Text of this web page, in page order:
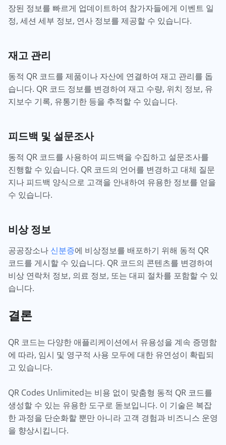
장된 정보를 빠르게 업데이트하여 참가자들에게 이벤트 일
정, 세션 세부 정보, 연사 정보를 제공할 수 있습니다.
재고 관리
동적 QR 코드를 제품이나 자산에 연결하여 재고 관리를 돕
습니다. QR 코드 정보를 변경하여 재고 수량, 위치 정보, 유
지보수 기록, 유통기한 등을 추적할 수 있습니다.
피드백 및 설문조사
동적 QR 코드를 사용하여 피드백을 수집하고 설문조사를
진행할 수 있습니다. QR 코드의 언어를 변경하고 대체 질문
지나 피드백 양식으로 고객을 안내하여 유용한 정보를 얻을
수 있습니다.
비상 정보
공공장소나 신분증에 비상정보를 배포하기 위해 동적 QR
코드를 게시할 수 있습니다. QR 코드의 콘텐츠를 변경하여
비상 연락처 정보, 의료 정보, 또는 대피 절차를 포함할 수 있
습니다.
결론
QR 코드는 다양한 애플리케이션에서 유용성을 계속 증명함
에 따라, 임시 및 영구적 사용 모두에 대한 유연성이 확립되
고 있습니다.
QR Codes Unlimited는 비용 없이 맞춤형 동적 QR 코드를
생성할 수 있는 유용한 도구로 돋보입니다. 이 기술은 복잡
한 과정을 단순화할 뿐만 아니라 고객 경험과 비즈니스 운영
을 향상시킵니다.